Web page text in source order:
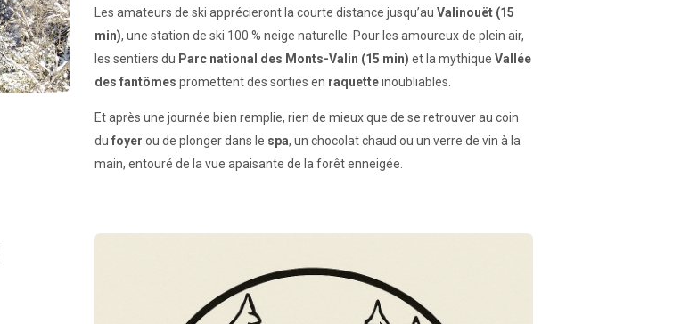
Les amateurs de ski apprécieront la courte distance jusqu’au Valinouët (15
min), une station de ski 100 % neige naturelle. Pour les amoureux de plein air,
les sentiers du Parc national des Monts-Valin (15 min) et la mythique Vallée
des fantômes promettent des sorties en raquetteinoubliables.
Et après une journée bien remplie, rien de mieux que de se retrouver au coin
du foyer ou de plonger dans le spa, un chocolat chaud ou un verre de vin à la
main, entouré de la vue apaisante de la forêt enneigée.